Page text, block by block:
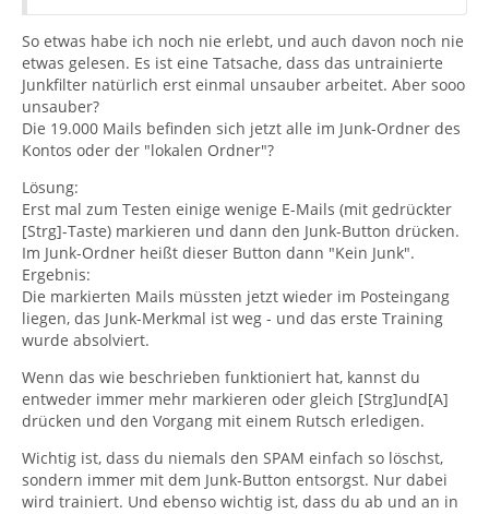
So etwas habe ich noch nie erlebt, und auch davon noch nie
etwas gelesen. Es ist eine Tatsache, dass das untrainierte
Junkfilter natürlich erst einmal unsauber arbeitet. Aber sooo
unsauber?
Die 19.000 Mails befinden sich jetzt alle im Junk-Ordner des
Kontos oder der "lokalen Ordner"?
Lösung:
Erst mal zum Testen einige wenige E-Mails (mit gedrückter
[Strg]-Taste) markieren und dann den Junk-Button drücken.
Im Junk-Ordner heißt dieser Button dann "Kein Junk".
Ergebnis:
Die markierten Mails müssten jetzt wieder im Posteingang
liegen, das Junk-Merkmal ist weg - und das erste Training
wurde absolviert.
Wenn das wie beschrieben funktioniert hat, kannst du
entweder immer mehr markieren oder gleich [Strg]und[A]
drücken und den Vorgang mit einem Rutsch erledigen.
Wichtig ist, dass du niemals den SPAM einfach so löschst,
sondern immer mit dem Junk-Button entsorgst. Nur dabei
wird trainiert. Und ebenso wichtig ist, dass du ab und an in